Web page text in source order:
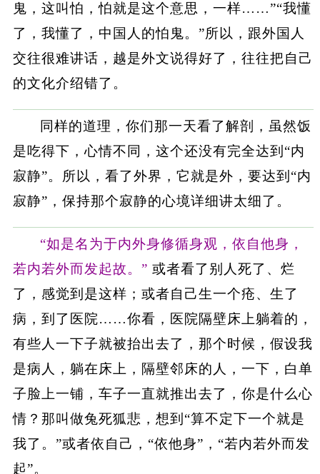
鬼，这叫怕，怕就是这个意思，一样……”“我懂
了，我懂了，中国人的怕鬼。”所以，跟外国人
交往很难讲话，越是外文说得好了，往往把自己
的文化介绍错了。
同样的道理，你们那一天看了解剖，虽然饭
是吃得下，心情不同，这个还没有完全达到“内
寂静”。所以，看了外界，它就是外，要达到“内
寂静”，保持那个寂静的心境详细讲太细了。
“如是名为于内外身修循身观，依自他身，
若内若外而发起故。” 或者看了别人死了、烂
了，感觉到是这样；或者自己生一个疮、生了
病，到了医院……你看，医院隔壁床上躺着的，
有些人一下子就被抬出去了，那个时候，假设我
是病人，躺在床上，隔壁邻床的人，一下，白单
子脸上一铺，车子一直就推出去了，你是什么心
情？那叫做兔死狐悲，想到“算不定下一个就是
我了。”或者依自己，“依他身”，“若内若外而发
起”。